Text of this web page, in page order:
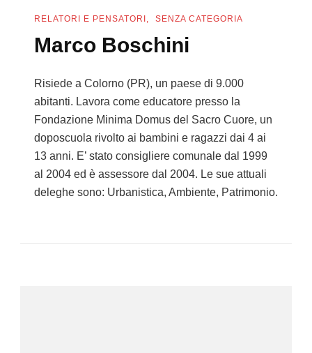
RELATORI E PENSATORI SENZA CATEGORIA
Marco Boschini
Risiede a Colorno (PR), un paese di 9.000
abitanti. Lavora come educatore presso la
Fondazione Minima Domus del Sacro Cuore, un
doposcuola rivolto ai bambini e ragazzi dai 4 ai
13 anni. E’ stato consigliere comunale dal 1999
al 2004 ed è assessore dal 2004. Le sue attuali
deleghe sono: Urbanistica, Ambiente, Patrimonio.